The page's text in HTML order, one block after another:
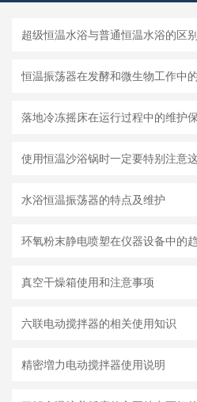
超级恒温水浴与普通恒温水浴的区别
水浴恒温振荡器的特点及维护
真空干燥箱使用和注意事项
六联电动搅拌器的相关使用知识
精密増力电动搅拌器使用说明